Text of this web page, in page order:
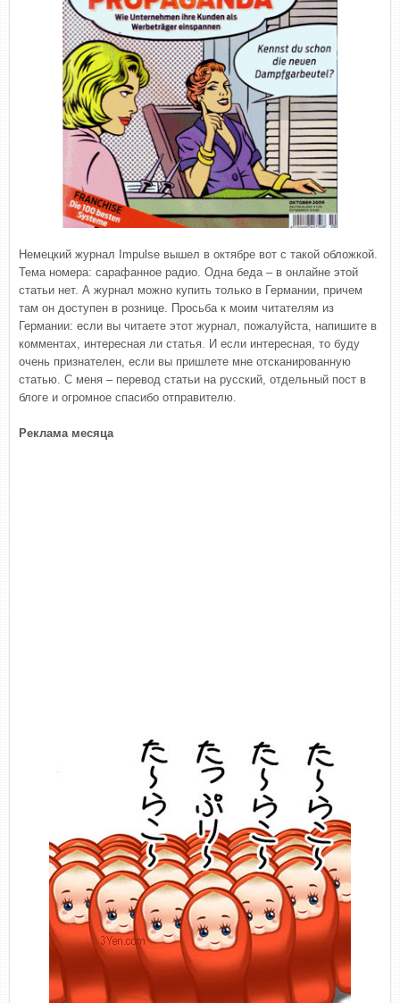
Немецкий журнал Impulse вышел в октябре вот с такой обложкой.
Тема номера: сарафанное радио. Одна беда – в онлайне этой
статьи нет. А журнал можно купить только в Германии, причем
там он доступен в рознице. Просьба к моим читателям из
Германии: если вы читаете этот журнал, пожалуйста, напишите в
комментах, интересная ли статья. И если интересная, то буду
очень признателен, если вы пришлете мне отсканированную
статью. С меня – перевод статьи на русский, отдельный пост в
блоге и огромное спасибо отправителю.
Реклама месяца